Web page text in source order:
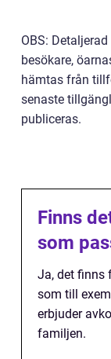
OBS:
besökare,
hämtas från
senaste
publiceras.
Finns
som
Ja, det finns
som till
erbjuder
familjen.